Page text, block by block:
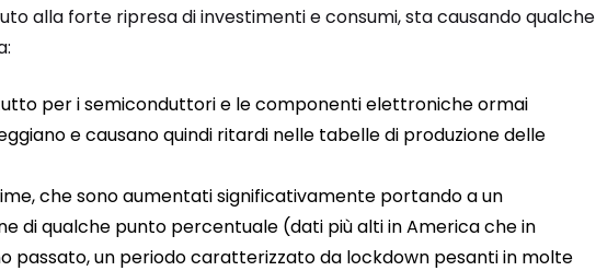
alla forte ripresa di investimenti e consumi, sta causando qualche
per i semiconduttori e le componenti elettroniche ormai
e causano quindi ritardi nelle tabelle di produzione delle
che sono aumentati significativamente portando a un
di qualche punto percentuale (dati più alti in America che in
passato, un periodo caratterizzato da lockdown pesanti in molte